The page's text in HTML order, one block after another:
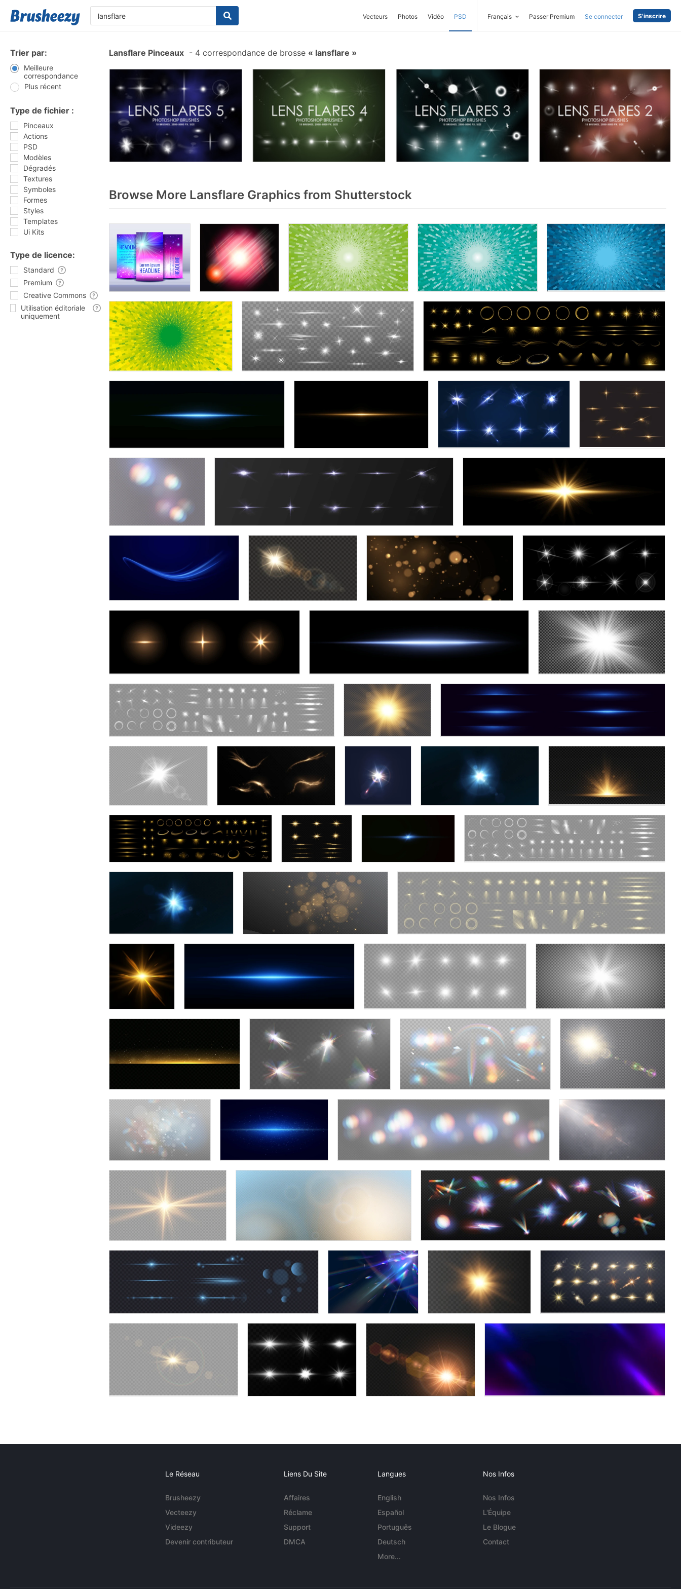
Vecteurs Photos Vidéo PSD Français Passer Premium Se connecter S'inscrire
Trier par:
Meilleure
correspondance
Plus récent
Type de fichier :
Pinceaux
Actions
PSD
Modèles
Dégradés
Textures
Symboles
Formes
Styles
Templates
Ui Kits
Type de licence:
Standard
Premium
Creative Commons
Utilisation éditoriale
uniquement
Lansflare Pinceaux - 4 correspondance de brosse lansflare
Browse More Lansflare Graphics from Shutterstock
Le Réseau
Brusheezy
Vecteezy
Videezy
Devenir contributeur
Liens Du Site
Affaires
Réclame
Support
DMCA
Langues
English
Español
Português
Deutsch
More...
Nos Infos
Nos Infos
L'Équipe
Le Blogue
Contact